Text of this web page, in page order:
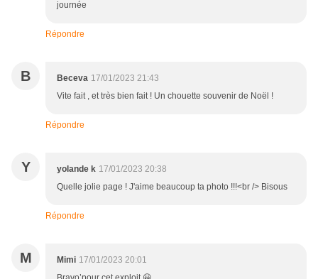
journée
Répondre
B Beceva 17/01/2023 21:43
Vite fait , et très bien fait ! Un chouette souvenir de Noël !
Répondre
Y yolande k 17/01/2023 20:38
Quelle jolie page ! J'aime beaucoup ta photo !!!<br /> Bisous
Répondre
M Mimi 17/01/2023 20:01